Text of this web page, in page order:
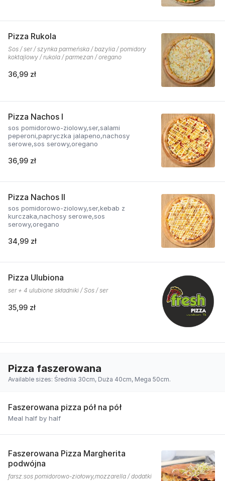
Pizza Rukola
Sos / ser / szynka parmeńska / bazylia / pomidory
koktajlowy / rukola / parmezan / oregano
36,99 zł
Pizza Nachos I
sos pomidorowo-ziolowy,ser,salami
peperoni,papryczka jalapeno,nachosy
serowe,sos serowy,oregano
36,99 zł
Pizza Nachos II
sos pomidorowo-ziolowy,ser,kebab z
kurczaka,nachosy serowe,sos
serowy,oregano
34,99 zł
Pizza Ulubiona
ser + 4 ulubione składniki / Sos / ser
35,99 zł
Pizza faszerowana
Available sizes: Średnia 30cm, Duża 40cm, Mega 50cm.
Faszerowana pizza pół na pół
Meal half by half
Faszerowana Pizza Margherita
podwójna
farsz:sos pomidorowo-ziołowy,mozzarella / dodatki